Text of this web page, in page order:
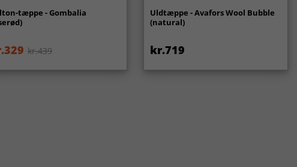
tæppe - Gombalia
kr.439
Uldtæppe - Avafors Wool Bubble
(natural)
kr.719